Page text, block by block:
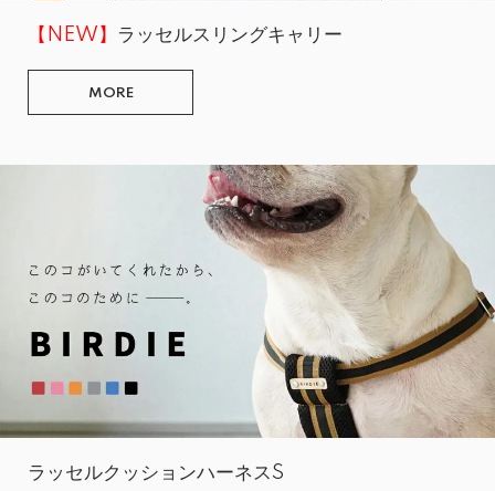
【NEW】 ラッセルスリングキャリー
MORE
ラッセルクッションハーネスS